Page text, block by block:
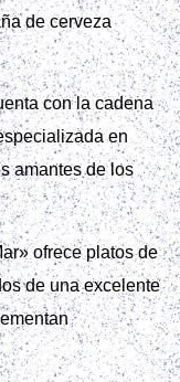
de cerveza
con la cadena
en
amantes de los
ofrece platos de
de una excelente